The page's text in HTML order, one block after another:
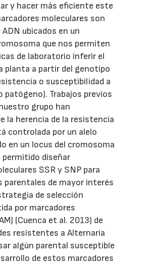
y hacer más eficiente este
moleculares son
ubicados en un
que nos permiten
de laboratorio inferir el
planta a partir del genotipo
o susceptibilidad a
patógeno). Trabajos previos
grupo han
la herencia de la resistencia
controlada por un alelo
en un locus del cromosoma
permitido diseñar
SSR y SNP para
parentales de mayor interés
de selección
por marcadores
(Cuenca et al. 2013) de
resistentes a Alternaria
algún parental susceptible
de estos marcadores